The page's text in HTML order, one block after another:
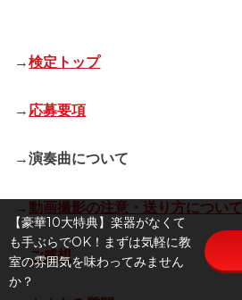
→検定トップ
→ 応募要項
→演奏曲について
→ 動画撮影の注意・送り方について
→ご感想
【豪華10大特典】楽器がなくて
も手ぶらでOK！まずは気軽に教
室の雰囲気を味わってみません
か？